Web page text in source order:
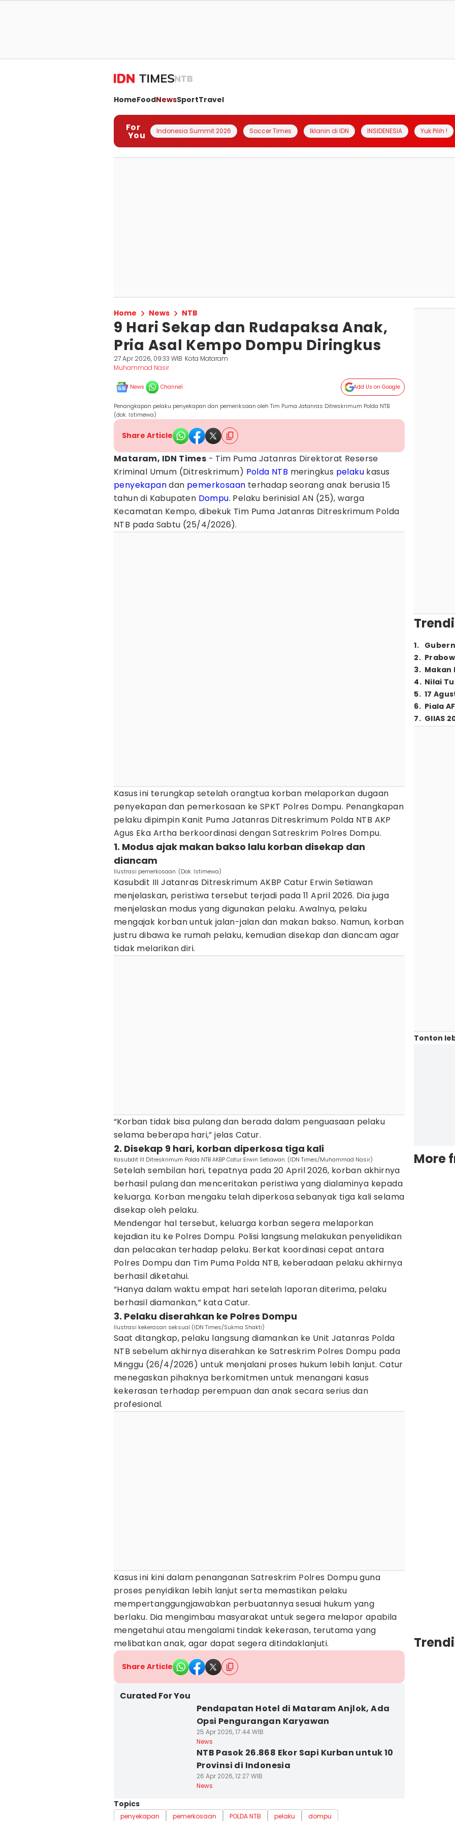
NTB
HomeFoodNewsSportTravel
For
You Indonesia Summit 2026 Soccer Times Iklanin di IDN INSIDENESIA Yuk Pilih !
Home News NTB
9 Hari Sekap dan Rudapaksa Anak,
Pria Asal Kempo Dompu Diringkus
27 Apr 2026, 09:33 WIB Kota Mataram
Muhammad Nasir
News Channel Add Us on Google
Penangkapan pelaku penyekapan dan pemeriksaan oleh Tim Puma Jatanras Ditreskrimum Polda NTB.
(dok. Istimewa)
Share Article
Mataram, IDN Times - Tim Puma Jatanras Direktorat Reserse
Kriminal Umum (Ditreskrimum) Polda NTB meringkus pelaku kasus
penyekapandan pemerkosaan terhadap seorang anak berusia 15
tahun di Kabupaten Dompu. Pelaku berinisial AN (25), warga
Kecamatan Kempo, dibekuk Tim Puma Jatanras Ditreskrimum Polda
NTB pada Sabtu (25/4/2026).
Kasus ini terungkap setelah orangtua korban melaporkan dugaan
penyekapan dan pemerkosaan ke SPKT Polres Dompu. Penangkapan
pelaku dipimpin Kanit Puma Jatanras Ditreskrimum Polda NTB AKP
Agus Eka Artha berkoordinasi dengan Satreskrim Polres Dompu.
1. Modus ajak makan bakso lalu korban disekap dan
diancam
Ilustrasi pemerkosaan. (Dok. Istimewa)
Kasubdit III Jatanras Ditreskrimum AKBP Catur Erwin Setiawan
menjelaskan, peristiwa tersebut terjadi pada 11 April 2026. Dia juga
menjelaskan modus yang digunakan pelaku. Awalnya, pelaku
mengajak korban untuk jalan-jalan dan makan bakso. Namun, korban
justru dibawa ke rumah pelaku, kemudian disekap dan diancam agar
tidak melarikan diri.
“Korban tidak bisa pulang dan berada dalam penguasaan pelaku
selama beberapa hari,” jelas Catur.
2. Disekap 9 hari, korban diperkosa tiga kali
Kasubdit III Ditreskrimum Polda NTB AKBP Catur Erwin Setiawan. (IDN Times/Muhammad Nasir)
Setelah sembilan hari, tepatnya pada 20 April 2026, korban akhirnya
berhasil pulang dan menceritakan peristiwa yang dialaminya kepada
keluarga. Korban mengaku telah diperkosa sebanyak tiga kali selama
disekap oleh pelaku.
Mendengar hal tersebut, keluarga korban segera melaporkan
kejadian itu ke Polres Dompu. Polisi langsung melakukan penyelidikan
dan pelacakan terhadap pelaku. Berkat koordinasi cepat antara
Polres Dompu dan Tim Puma Polda NTB, keberadaan pelaku akhirnya
berhasil diketahui.
“Hanya dalam waktu empat hari setelah laporan diterima, pelaku
berhasil diamankan,” kata Catur.
3. Pelaku diserahkan ke Polres Dompu
Ilustrasi kekerasan seksual (IDN Times/Sukma Shakti)
Saat ditangkap, pelaku langsung diamankan ke Unit Jatanras Polda
NTB sebelum akhirnya diserahkan ke Satreskrim Polres Dompu pada
Minggu (26/4/2026) untuk menjalani proses hukum lebih lanjut. Catur
menegaskan pihaknya berkomitmen untuk menangani kasus
kekerasan terhadap perempuan dan anak secara serius dan
profesional.
Kasus ini kini dalam penanganan Satreskrim Polres Dompu guna
proses penyidikan lebih lanjut serta memastikan pelaku
mempertanggungjawabkan perbuatannya sesuai hukum yang
berlaku. Dia mengimbau masyarakat untuk segera melapor apabila
mengetahui atau mengalami tindak kekerasan, terutama yang
melibatkan anak, agar dapat segera ditindaklanjuti.
Share Article
Curated For You
Pendapatan Hotel di Mataram Anjlok, Ada
Opsi Pengurangan Karyawan
25 Apr 2026, 17:44 WIB
News
NTB Pasok 26.868 Ekor Sapi Kurban untuk 10
Provinsi di Indonesia
26 Apr 2026, 12:27 WIB
News
Topics
penyekapan pemerkosaan POLDA NTB pelaku dompu
1.
2.
3. Makan
4. Nilai
5. 17
6. Piala
7. GIIAS
Tonton
More